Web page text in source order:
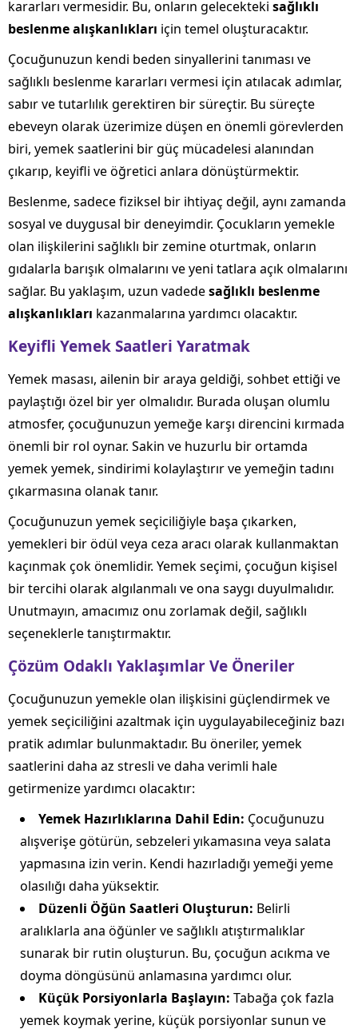
kararları vermesidir. Bu, onların gelecekteki sağlıklı
beslenme alışkanlıkları için temel oluşturacaktır.
Çocuğunuzun kendi beden sinyallerini tanıması ve
sağlıklı beslenme kararları vermesi için atılacak adımlar,
sabır ve tutarlılık gerektiren bir süreçtir. Bu süreçte
ebeveyn olarak üzerimize düşen en önemli görevlerden
biri, yemek saatlerini bir güç mücadelesi alanından
çıkarıp, keyifli ve öğretici anlara dönüştürmektir.
Beslenme, sadece fiziksel bir ihtiyaç değil, aynı zamanda
sosyal ve duygusal bir deneyimdir. Çocukların yemekle
olan ilişkilerini sağlıklı bir zemine oturtmak, onların
gıdalarla barışık olmalarını ve yeni tatlara açık olmalarını
sağlar. Bu yaklaşım, uzun vadedesağlıklı beslenme
alışkanlıkları kazanmalarına yardımcı olacaktır.
Keyifli Yemek Saatleri Yaratmak
Yemek masası, ailenin bir araya geldiği, sohbet ettiği ve
paylaştığı özel bir yer olmalıdır. Burada oluşan olumlu
atmosfer, çocuğunuzun yemeğe karşı direncini kırmada
önemli bir rol oynar. Sakin ve huzurlu bir ortamda
yemek yemek, sindirimi kolaylaştırır ve yemeğin tadını
çıkarmasına olanak tanır.
Çocuğunuzun yemek seçiciliğiyle başa çıkarken,
yemekleri bir ödül veya ceza aracı olarak kullanmaktan
kaçınmak çok önemlidir. Yemek seçimi, çocuğun kişisel
bir tercihi olarak algılanmalı ve ona saygı duyulmalıdır.
Unutmayın, amacımız onu zorlamak değil, sağlıklı
seçeneklerle tanıştırmaktır.
Çözüm Odaklı Yaklaşımlar Ve Öneriler
Çocuğunuzun yemekle olan ilişkisini güçlendirmek ve
yemek seçiciliğini azaltmak için uygulayabileceğiniz bazı
pratik adımlar bulunmaktadır. Bu öneriler, yemek
saatlerini daha az stresli ve daha verimli hale
getirmenize yardımcı olacaktır:
Yemek Hazırlıklarına Dahil Edin: Çocuğunuzu
alışverişe götürün, sebzeleri yıkamasına veya salata
yapmasına izin verin. Kendi hazırladığı yemeği yeme
olasılığı daha yüksektir.
Düzenli Öğün Saatleri Oluşturun: Belirli
aralıklarla ana öğünler ve sağlıklı atıştırmalıklar
sunarak bir rutin oluşturun. Bu, çocuğun acıkma ve
doyma döngüsünü anlamasına yardımcı olur.
Küçük Porsiyonlarla Başlayın: Tabağa çok fazla
yemek koymak yerine, küçük porsiyonlar sunun ve